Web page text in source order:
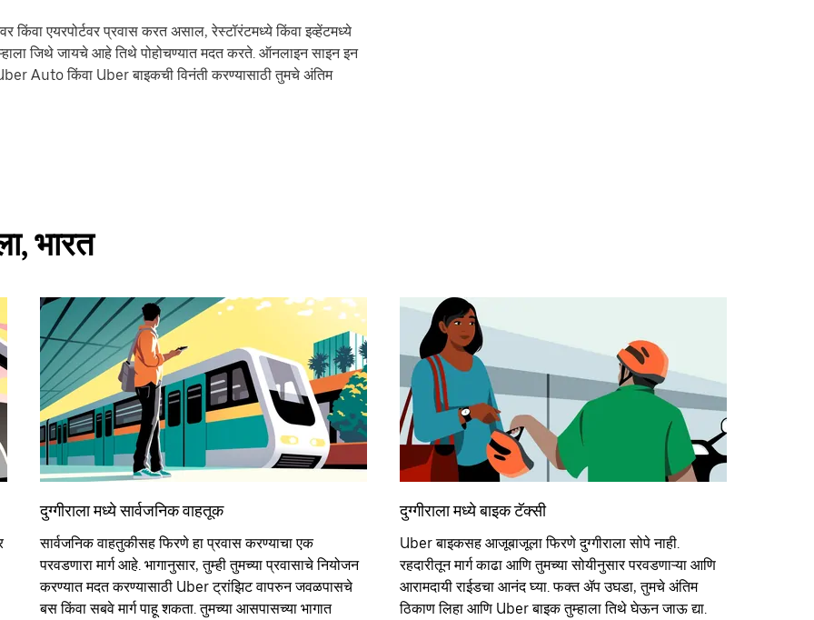
एयरपोर्टवर प्रवास करत असाल, रेस्टॉरंटमध्ये किंवा इव्हेंटमध्ये
जिथे जायचे आहे तिथे पोहोचण्यात मदत करते. ऑनलाइन साइन इन
Auto किंवा Uber बाइकची विनंती करण्यासाठी तुमचे अंतिम
भारत
दुग्गीराला मध्ये सार्वजनिक वाहतूक
सार्वजनिक वाहतुकीसह फिरणे हा प्रवास करण्याचा एक
परवडणारा मार्ग आहे. भागानुसार, तुम्ही तुमच्या प्रवासाचे नियोजन
करण्यात मदत करण्यासाठी Uber ट्रांझिट वापरुन जवळपासचे
बस किंवा सबवे मार्ग पाहू शकता. तुमच्या आसपासच्या भागात
दुग्गीराला मध्ये बाइक टॅक्सी
Uber बाइकसह आजूबाजूला फिरणे दुग्गीराला सोपे नाही.
रहदारीतून मार्ग काढा आणि तुमच्या सोयीनुसार परवडणाऱ्या आणि
आरामदायी राईडचा आनंद घ्या. फक्त ॲप उघडा, तुमचे अंतिम
ठिकाण लिहा आणि Uber बाइक तुम्हाला तिथे घेऊन जाऊ द्या.